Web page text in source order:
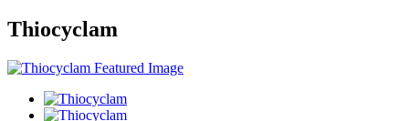
Thiocyclam